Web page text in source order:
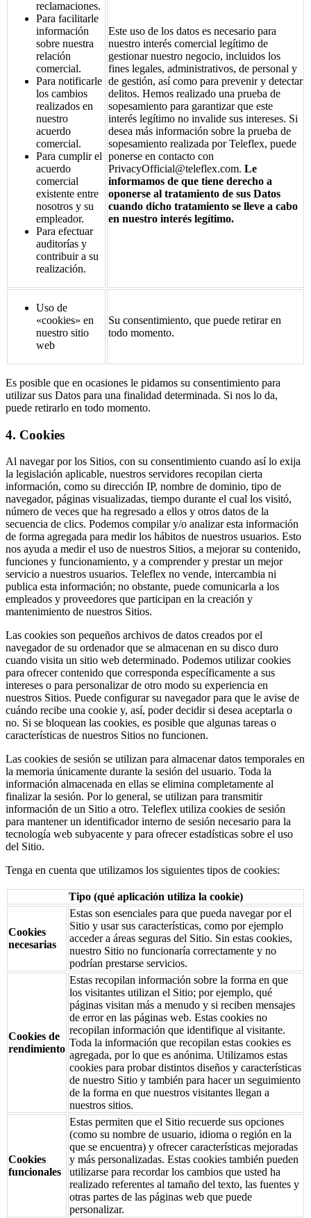
reclamaciones.
Para facilitarle
información
sobre nuestra
relación
comercial.
Para notificarle
los cambios
realizados en
nuestro
acuerdo
comercial.
Para cumplir el
acuerdo
comercial
existente entre
nosotros y su
empleador.
Para efectuar
auditorías y
contribuir a su
realización.
Este uso de los datos es necesario para
nuestro interés comercial legítimo de
gestionar nuestro negocio, incluidos los
fines legales, administrativos, de personal y
de gestión, así como para prevenir y detectar
delitos. Hemos realizado una prueba de
sopesamiento para garantizar que este
interés legítimo no invalide sus intereses. Si
desea más información sobre la prueba de
sopesamiento realizada por Teleflex, puede
ponerse en contacto con
PrivacyOfficial@teleflex.com. Le
informamos de que tiene derecho a
oponerse al tratamiento de sus Datos
cuando dicho tratamiento se lleve a cabo
en nuestro interés legítimo.
Uso de
«cookies» en
nuestro sitio
web
Su consentimiento, que puede retirar en
todo momento.
Es posible que en ocasiones le pidamos su consentimiento para
utilizar sus Datos para una finalidad determinada. Si nos lo da,
puede retirarlo en todo momento.
4. Cookies
Al navegar por los Sitios, con su consentimiento cuando así lo exija
la legislación aplicable, nuestros servidores recopilan cierta
información, como su dirección IP, nombre de dominio, tipo de
navegador, páginas visualizadas, tiempo durante el cual los visitó,
número de veces que ha regresado a ellos y otros datos de la
secuencia de clics. Podemos compilar y/o analizar esta información
de forma agregada para medir los hábitos de nuestros usuarios. Esto
nos ayuda a medir el uso de nuestros Sitios, a mejorar su contenido,
funciones y funcionamiento, y a comprender y prestar un mejor
servicio a nuestros usuarios. Teleflex no vende, intercambia ni
publica esta información; no obstante, puede comunicarla a los
empleados y proveedores que participan en la creación y
mantenimiento de nuestros Sitios.
Las cookies son pequeños archivos de datos creados por el
navegador de su ordenador que se almacenan en su disco duro
cuando visita un sitio web determinado. Podemos utilizar cookies
para ofrecer contenido que corresponda específicamente a sus
intereses o para personalizar de otro modo su experiencia en
nuestros Sitios. Puede configurar su navegador para que le avise de
cuándo recibe una cookie y, así, poder decidir si desea aceptarla o
no. Si se bloquean las cookies, es posible que algunas tareas o
características de nuestros Sitios no funcionen.
Las cookies de sesión se utilizan para almacenar datos temporales en
la memoria únicamente durante la sesión del usuario. Toda la
información almacenada en ellas se elimina completamente al
finalizar la sesión. Por lo general, se utilizan para transmitir
información de un Sitio a otro. Teleflex utiliza cookies de sesión
para mantener un identificador interno de sesión necesario para la
tecnología web subyacente y para ofrecer estadísticas sobre el uso
del Sitio.
Tenga en cuenta que utilizamos los siguientes tipos de cookies:
Tipo (qué aplicación utiliza la cookie)
Cookies
necesarias
Estas son esenciales para que pueda navegar por el
Sitio y usar sus características, como por ejemplo
acceder a áreas seguras del Sitio. Sin estas cookies,
nuestro Sitio no funcionaría correctamente y no
podrían prestarse servicios.
Cookies de
rendimiento
Estas recopilan información sobre la forma en que
los visitantes utilizan el Sitio; por ejemplo, qué
páginas visitan más a menudo y si reciben mensajes
de error en las páginas web. Estas cookies no
recopilan información que identifique al visitante.
Toda la información que recopilan estas cookies es
agregada, por lo que es anónima. Utilizamos estas
cookies para probar distintos diseños y características
de nuestro Sitio y también para hacer un seguimiento
de la forma en que nuestros visitantes llegan a
nuestros sitios.
Cookies
funcionales
Estas permiten que el Sitio recuerde sus opciones
(como su nombre de usuario, idioma o región en la
que se encuentra) y ofrecer características mejoradas
y más personalizadas. Estas cookies también pueden
utilizarse para recordar los cambios que usted ha
realizado referentes al tamaño del texto, las fuentes y
otras partes de las páginas web que puede
personalizar.